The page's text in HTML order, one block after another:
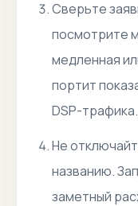
Сверьте
посмотрите
медленная
портит
DSP-трафика.
Не
названию.
заметный